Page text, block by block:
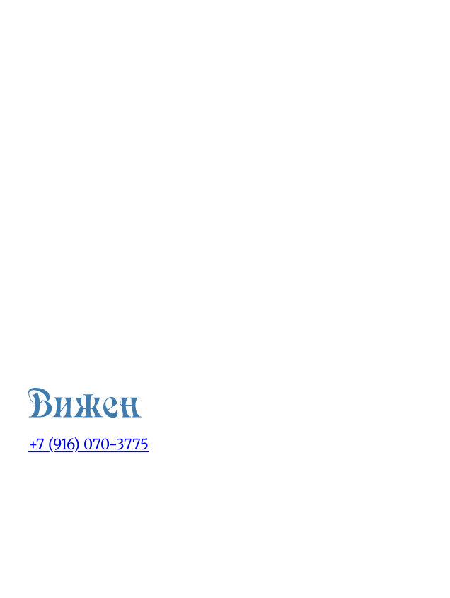
+7 (916) 070-3775